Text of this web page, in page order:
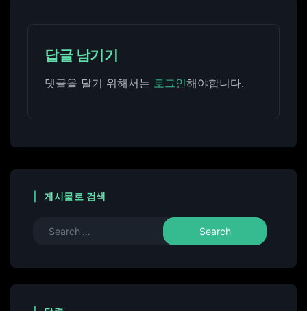
답글 남기기
댓글을 달기 위해서는 로그인해야합니다.
게시물로 검색